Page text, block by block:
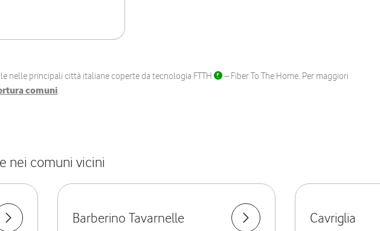
nelle principali città italiane coperte da tecnologia FTTH
– Fiber To The Home. Per maggiori
comuni.
nei comuni vicini
Barberino Tavarnelle Cavriglia